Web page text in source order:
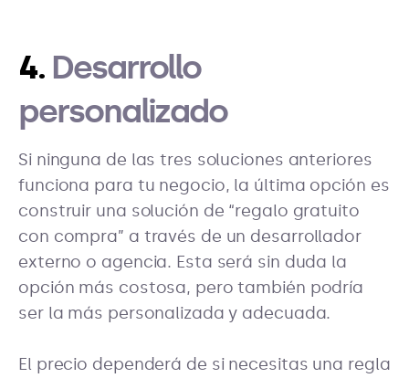
4. Desarrollo
personalizado
Si ninguna de las tres soluciones anteriores
funciona para tu negocio, la última opción es
construir una solución de “regalo gratuito
con compra” a través de un desarrollador
externo o agencia. Esta será sin duda la
opción más costosa, pero también podría
ser la más personalizada y adecuada.
El precio dependerá de si necesitas una regla